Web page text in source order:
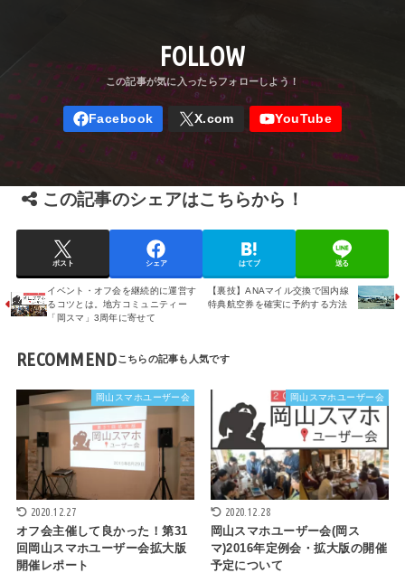
FOLLOW
この記事のシェアはこちらから！
ポスト シェア はてブ 送る
イベント・オフ会を継続的に運営す
るコツとは。地方コミュニティー
「岡スマ」3周年に寄せて
【裏技】ANAマイル交換で国内線
特典航空券を確実に予約する方法
RECOMMEND
岡山スマホユーザー会
2020.12.27
オフ会主催して良かった！第31
回岡山スマホユーザー会拡大版
開催レポート
岡山スマホユーザー会
2020.12.28
岡山スマホユーザー会(岡ス
マ)2016年定例会・拡大版の開催
予定について